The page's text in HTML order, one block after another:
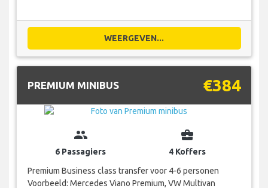
WEERGEVEN...
PREMIUM MINIBUS €384
group
6 Passagiers
business_center
4 Koffers
Premium Business class transfer voor 4-6 personen
Voorbeeld: Mercedes Viano Premium, VW Multivan